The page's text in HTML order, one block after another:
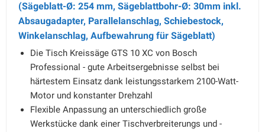
(Sägeblatt-Ø: 254 mm, Sägeblattbohr-Ø: 30mm inkl.
Absaugadapter, Parallelanschlag, Schiebestock,
Winkelanschlag, Aufbewahrung für Sägeblatt)
Die Tisch Kreissäge GTS 10 XC von Bosch
Professional - gute Arbeitsergebnisse selbst bei
härtestem Einsatz dank leistungsstarkem 2100-Watt-
Motor und konstanter Drehzahl
Flexible Anpassung an unterschiedlich große
Werkstücke dank einer Tischverbreiterungs und -